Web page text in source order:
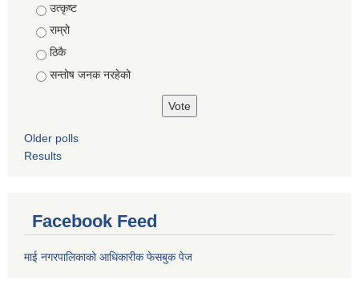
Choices
उत्कृष्ट
राम्रो
ठिकै
सन्तोष जनक नरहेको
Older polls
Results
Facebook Feed
माई नगरपालिकाको आधिकारीक फेसबुक पेज